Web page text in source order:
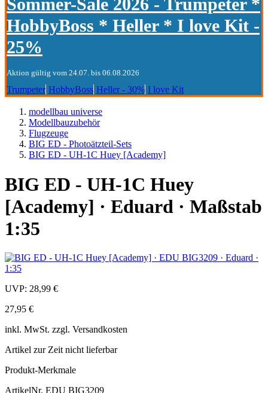
HobbyBoss * Heller * I love Kit -
25%
Aktion gültig vom 24.07. bis 06.08.2026
Trumpeter HobbyBoss Heller - 30% I love Kit
modellbau universe
Modellbauzubehör
Flugzeuge
BIG ED - Photoätzteil-Sets
BIG ED - UH-1C Huey [Academy]
BIG ED - UH-1C Huey
[Academy] · Eduard · Maßstab
1:35
UVP: 28,99 €
27,95 €
inkl. MwSt. zzgl. Versandkosten
Artikel zur Zeit nicht lieferbar
Produkt-Merkmale
ArtikelNr. EDU BIG3209